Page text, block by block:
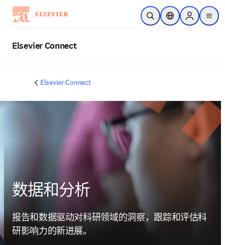
跳转到主内容
开放搜索位置选择器Sign in to
menu
Elsevier Connect
Elsevier Connect
数据和分析
报告和数据驱动对科研领域的洞察，跟踪和评估科
研影响力的新进展。